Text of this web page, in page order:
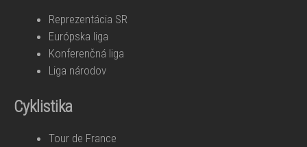
Reprezentácia SR
Európska liga
Konferenčná liga
Liga národov
Cyklistika
Tour de France